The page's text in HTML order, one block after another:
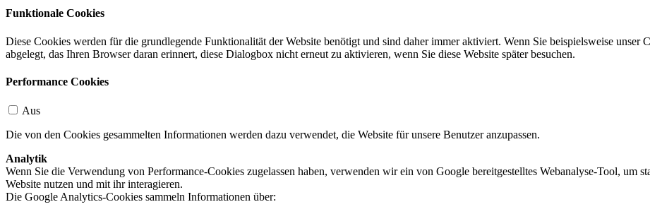
Funktionale Cookies
Diese Cookies werden für die grundlegende Funktionalität der Website benötigt und sind daher immer aktiviert. Wenn Sie beispielsweise
abgelegt, das Ihren Browser daran erinnert, diese Dialogbox nicht erneut zu aktivieren, wenn Sie diese Website später besuchen.
Performance Cookies
Aus
Die von den Cookies gesammelten Informationen werden dazu verwendet, die Website für unsere Benutzer anzupassen.
Analytik
Wenn Sie die Verwendung von Performance-Cookies zugelassen haben, verwenden wir ein von Google bereitgestelltes Webanalyse-Tool, um
Website nutzen und mit ihr interagieren.
Die Google Analytics-Cookies sammeln Informationen über: